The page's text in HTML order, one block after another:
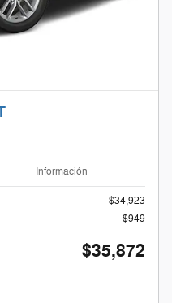
Información
$34,923
$949
$35,872